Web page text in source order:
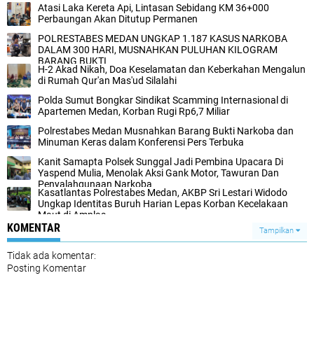
Atasi Laka Kereta Api, Lintasan Sebidang KM 36+000
Perbaungan Akan Ditutup Permanen
POLRESTABES MEDAN UNGKAP 1.187 KASUS NARKOBA
DALAM 300 HARI, MUSNAHKAN PULUHAN KILOGRAM
BARANG BUKTI
H-2 Akad Nikah, Doa Keselamatan dan Keberkahan Mengalun
di Rumah Qur'an Mas'ud Silalahi
Polda Sumut Bongkar Sindikat Scamming Internasional di
Apartemen Medan, Korban Rugi Rp6,7 Miliar
Polrestabes Medan Musnahkan Barang Bukti Narkoba dan
Minuman Keras dalam Konferensi Pers Terbuka
Kanit Samapta Polsek Sunggal Jadi Pembina Upacara Di
Yaspend Mulia, Menolak Aksi Gank Motor, Tawuran Dan
Penyalahgunaan Narkoba
Kasatlantas Polrestabes Medan, AKBP Sri Lestari Widodo
Ungkap Identitas Buruh Harian Lepas Korban Kecelakaan
Maut di Amplas‎
KOMENTAR Tampilkan
Tidak ada komentar:
Posting Komentar